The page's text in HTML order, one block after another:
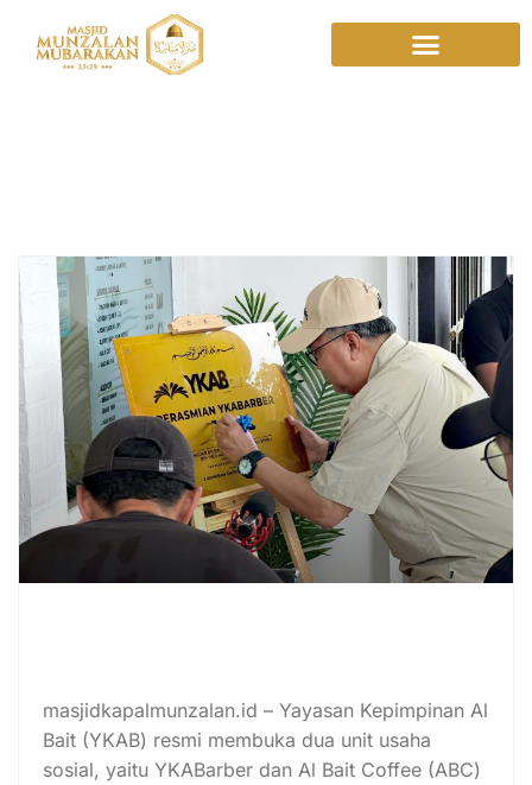
Indonesia Mustahil
Miskin
masjidkapalmunzalan.id – Yayasan Kepimpinan Al
Bait (YKAB) resmi membuka dua unit usaha
sosial, yaitu YKABarber dan Al Bait Coffee (ABC)